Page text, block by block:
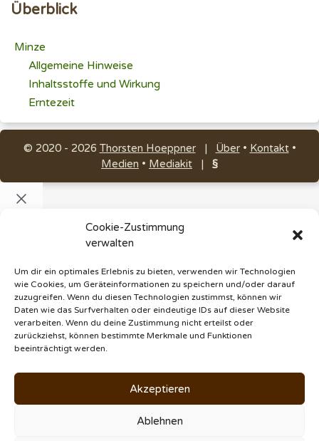
Cookie-Zustimmung
verwalten
Um dir ein optimales Erlebnis zu bieten, verwenden wir Technologien
wie Cookies, um Geräteinformationen zu speichern und/oder darauf
zuzugreifen. Wenn du diesen Technologien zustimmst, können wir
Daten wie das Surfverhalten oder eindeutige IDs auf dieser Website
verarbeiten. Wenn du deine Zustimmung nicht erteilst oder
zurückziehst, können bestimmte Merkmale und Funktionen
beeinträchtigt werden.
Akzeptieren
Ablehnen
Überblick
Minze
Allgemeine Hinweise
Inhaltsstoffe und Wirkung
Erntezeit
© 2020 - 2026 Thorsten Hoeppner| Über• Kontakt•
Medien • Mediakit | §
threads
pinterest
Email